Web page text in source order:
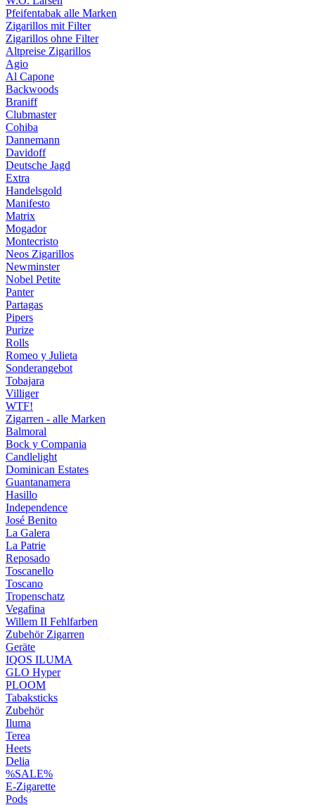
Pfeifentabak alle Marken
Zigarillos mit Filter
Zigarillos ohne Filter
Altpreise Zigarillos
Agio
Al Capone
Backwoods
Braniff
Clubmaster
Cohiba
Dannemann
Davidoff
Deutsche Jagd
Extra
Handelsgold
Manifesto
Matrix
Mogador
Montecristo
Neos Zigarillos
Newminster
Nobel Petite
Panter
Partagas
Pipers
Purize
Rolls
Romeo y Julieta
Sonderangebot
Tobajara
Villiger
WTF!
Zigarren - alle Marken
Balmoral
Bock y Compania
Candlelight
Dominican Estates
Guantanamera
Hasillo
Independence
José Benito
La Galera
La Patrie
Reposado
Toscanello
Toscano
Tropenschatz
Vegafina
Willem II Fehlfarben
Zubehör Zigarren
Geräte
IQOS ILUMA
GLO Hyper
PLOOM
Tabaksticks
Zubehör
Iluma
Terea
Heets
Delia
%SALE%
E-Zigarette
Pods